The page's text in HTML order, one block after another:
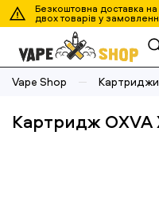
Безкоштовна доставка
двох товарів у
Vape Shop
Картридж OXVA